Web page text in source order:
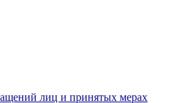
лиц и принятых мерах